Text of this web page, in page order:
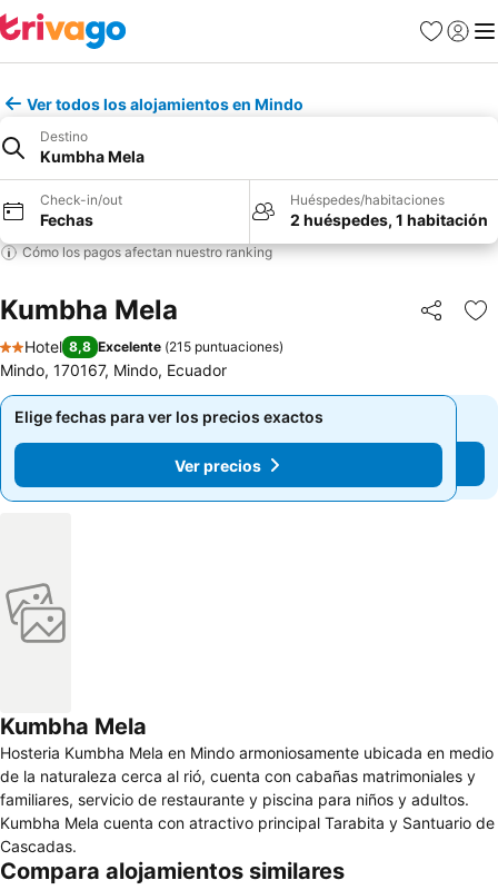
Favoritos
Iniciar
Ver todos los alojamientos en Mindo
Destino
Kumbha Mela
Check-in/out
Fechas
Huéspedes/habitaciones
2 huéspedes, 1 habitación
Cómo los pagos afectan nuestro ranking
Kumbha Mela Compartir
2 Estrellas
Hotel 8,8 Excelente (215 puntuaciones)
Mindo, 170167, Mindo, Ecuador
Elige fechas para ver los precios exactos
Ver precios
Elige fechas para ver los precios exactos
Ver precios
Kumbha Mela
Hosteria Kumbha Mela en Mindo armoniosamente ubicada en medio
de la naturaleza cerca al rió, cuenta con cabañas matrimoniales y
familiares, servicio de restaurante y piscina para niños y adultos.
Kumbha Mela cuenta con atractivo principal Tarabita y Santuario de
Cascadas.
Compara alojamientos similares